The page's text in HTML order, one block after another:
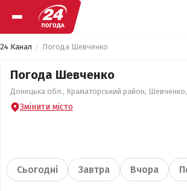
24 Канал Погода Шевченко
Погода Шевченко
Донецька обл., Краматорський район,
Змінити місто
Сьогодні Завтра Вчора